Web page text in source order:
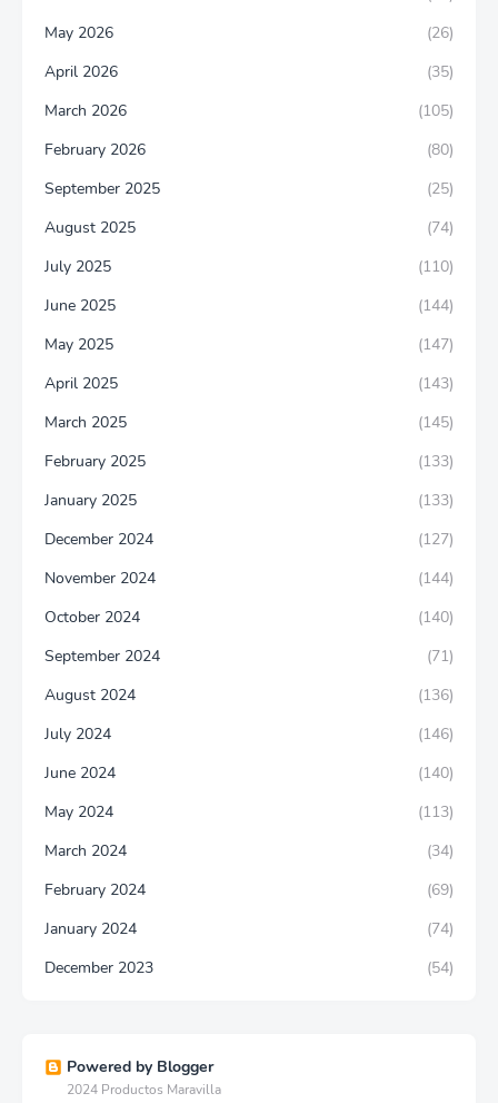
May 2026
(26)
April 2026
(35)
March 2026
(105)
February 2026
(80)
September 2025
(25)
August 2025
(74)
July 2025
(110)
June 2025
(144)
May 2025
(147)
April 2025
(143)
March 2025
(145)
February 2025
(133)
January 2025
(133)
December 2024
(127)
November 2024
(144)
October 2024
(140)
September 2024
(71)
August 2024
(136)
July 2024
(146)
June 2024
(140)
May 2024
(113)
March 2024
(34)
February 2024
(69)
January 2024
(74)
December 2023
(54)
Powered by Blogger
2024 Productos Maravilla